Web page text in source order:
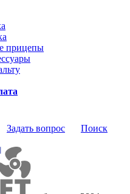
прицепы
Задать вопрос Поиск